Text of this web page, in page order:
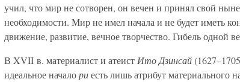
учил, что мир не сотворен, он вечен и принял свой
необходимости. Мир не имел начала и не будет иметь
движение, развитие, вечное творчество. Гибель одной
В XVII в. материалист и атеист Ито Дзинсай
идеальное началориесть лишь атрибут материального